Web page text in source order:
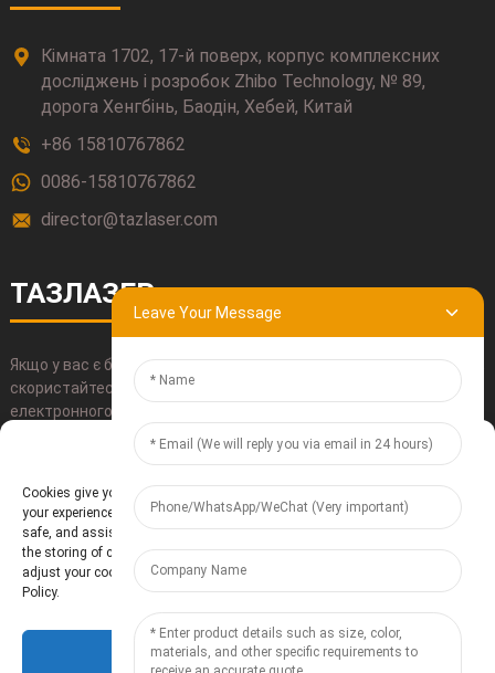
Кімната 1702, 17-й поверх, корпус комплексних
досліджень і розробок Zhibo Technology, № 89,
дорога Хенгбінь, Баодін, Хебей, Китай
+86 15810767862
0086-15810767862
director@tazlaser.com
ТАЗЛАЗЕР
Якщо у вас є будь-які питання щодо нашої продукції, будь ласка,
скористайтеся нашою контактною інформацією, надішліть
електронного листа або зателефонуйте нам безпосередньо.
Баодін Теаньчжоу Електронні Технології Лтд.- Карта сайту
Leave Your Message
Manage Cookie Consent
Cookies give you a personalized experience. Cookie files help us to enhance
your experience using our website, simplify navigation, keep our website
safe, and assist in our marketing efforts. By clicking "Accept", you agree to
the storing of cookies on your device for these purposes. Click "Adjust" to
adjust your cookie preferences. For more information, review our Cookies
Policy.
Accept